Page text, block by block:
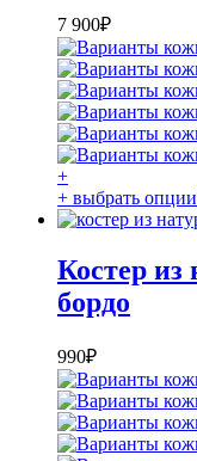
7 900₽
+
+ выбрать опции
Костер из
бордо
990₽